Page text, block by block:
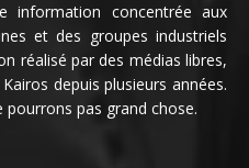
information concentrée aux
et des groupes industriels
réalisé par des médias libres,
depuis plusieurs années.
pas grand chose.